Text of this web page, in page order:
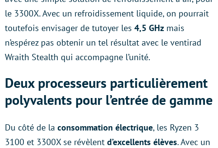
le 3300X. Avec un refroidissement liquide, on pourrait
toutefois envisager de tutoyer les 4,5 GHz mais
n’espérez pas obtenir un tel résultat avec le ventirad
Wraith Stealth qui accompagne l’unité.
Deux processeurs particulièrement
polyvalents pour l’entrée de gamme
Du côté de la consommation électrique, les Ryzen 3
3100 et 3300X se révèlent d’excellents élèves. Avec un